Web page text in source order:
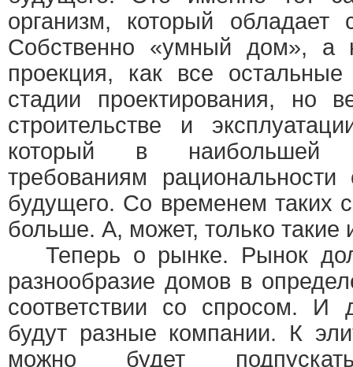
организм, который обладает
Собственно «умный дом», а
проекция, как все
стадии проектирования, но
строительстве и
который в наибольшей
требованиям
будущего. Со временем таких
больше. А, может, только такие
Теперь о рынке. Рынок
разнообразие домов в
соответствии со спросом. И
будут разные компании. К
можно будет